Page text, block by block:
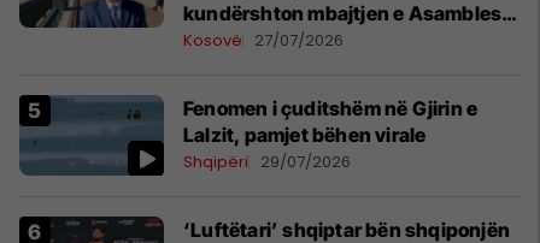
kundërshton mbajtjen e Asamblesë
Parlamentare të OSBE-së në
Kosovë 27/07/2026
Fenomen i çuditshëm në Gjirin e
Lalzit, pamjet bëhen virale
Shqipëri 29/07/2026
‘Luftëtari’ shqiptar bën shqiponjën